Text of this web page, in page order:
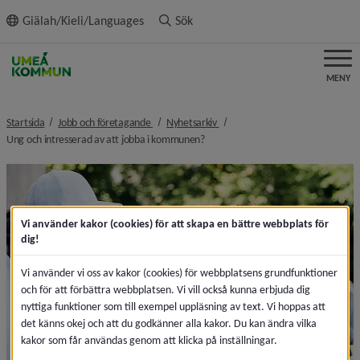
innehållet
Giälah/Kieli/Languages Sök
MENY
Startsida Jobb och företagande nivå i brödsmulenavigeringen
Nyhetsarkiv nivå i brödsmulenavigeringen
Ung och intresserad av att jobba i kommunen?nivå i brödsmulenavigeringen
Vi använder kakor (cookies) för att skapa en bättre webbplats för
dig!
Vi använder vi oss av kakor (cookies) för webbplatsens grundfunktioner
och för att förbättra webbplatsen. Vi vill också kunna erbjuda dig
nyttiga funktioner som till exempel uppläsning av text. Vi hoppas att
det känns okej och att du godkänner alla kakor. Du kan ändra vilka
kakor som får användas genom att klicka på inställningar.